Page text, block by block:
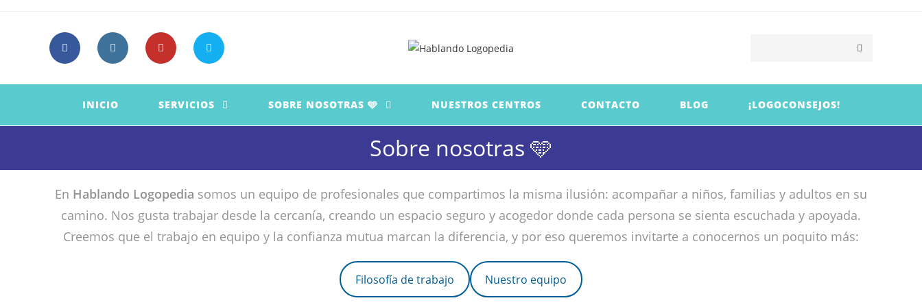
INICIO SERVICIOS SOBRE NOSOTRAS 🩵 NUESTROS CENTROS CONTACTO BLOG ¡LOGOCONSEJOS!
Sobre nosotras 🩵
En Hablando Logopedia somos un equipo de profesionales que compartimos la misma ilusión: acompañar a niños, familias y adultos en su
camino. Nos gusta trabajar desde la cercanía, creando un espacio seguro y acogedor donde cada persona se sienta escuchada y apoyada.
Creemos que el trabajo en equipo y la confianza mutua marcan la diferencia, y por eso queremos invitarte a conocernos un poquito más:
Filosofía de trabajo Nuestro equipo